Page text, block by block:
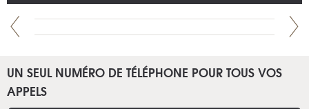
UN SEUL NUMÉRO DE TÉLÉPHONE POUR TOUS VOS
APPELS